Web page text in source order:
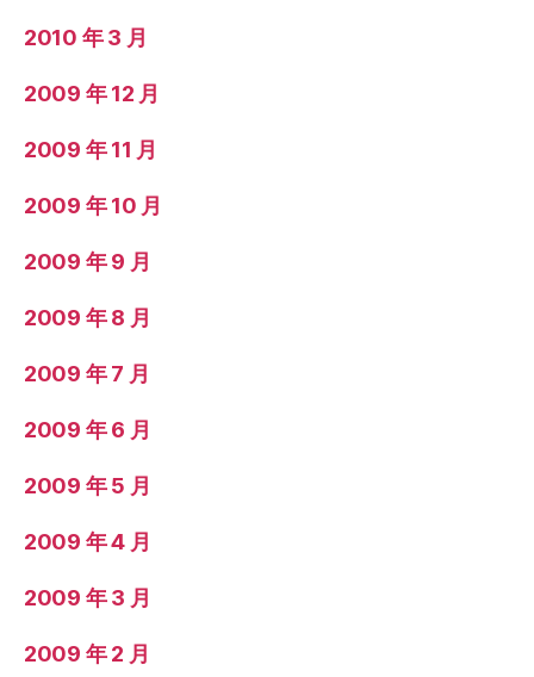
2010 年 3 月
2009 年 12 月
2009 年 11 月
2009 年 10 月
2009 年 9 月
2009 年 8 月
2009 年 7 月
2009 年 6 月
2009 年 5 月
2009 年 4 月
2009 年 3 月
2009 年 2 月